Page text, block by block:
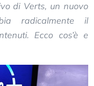
di Verts, un nuovo
radicalmente il
Ecco cos’è e